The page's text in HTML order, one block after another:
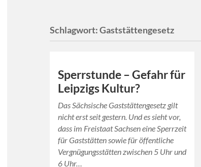
Schlagwort:Gaststättengesetz
Sperrstunde – Gefahr für
Leipzigs Kultur?
Das Sächsische Gaststättengesetz gilt
nicht erst seit gestern. Und es sieht vor,
dass im Freistaat Sachsen eine Sperrzeit
für Gaststätten sowie für öffentliche
Vergnügungsstätten zwischen 5 Uhr und
6 Uhr…